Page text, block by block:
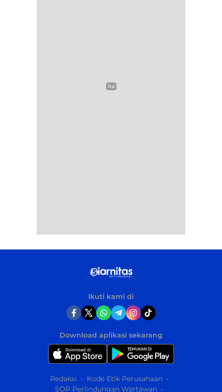
Ikuti kami di
Download aplikasi sekarang
Redaksi
Kode Etik Perusahaan
SOP Perlindungan Wartawan